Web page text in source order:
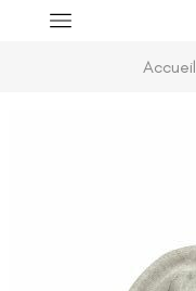
Accueil